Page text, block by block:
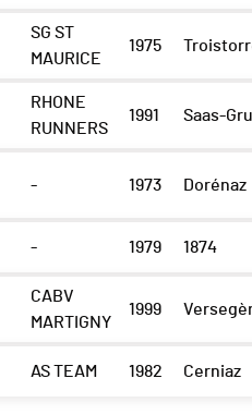
SG ST
MAURICE
1975
RHONE
RUNNERS
1991 Saas-
- 1973 Dorénaz
- 1979 1874
CABV
MARTIGNY
1999
AS TEAM 1982 Cerniaz